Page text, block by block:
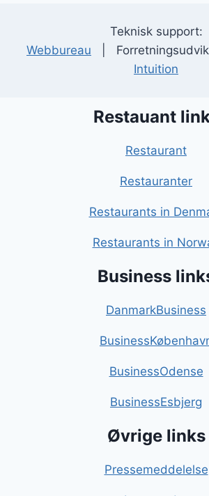
Teknisk support:
Webbureau |
Intuition
Restauant
Restaurant
Restauranter
Restaurants in
Restaurants in
Business
DanmarkBusiness
BusinessOdense
BusinessEsbjerg
Øvrige links
Pressemeddelelse